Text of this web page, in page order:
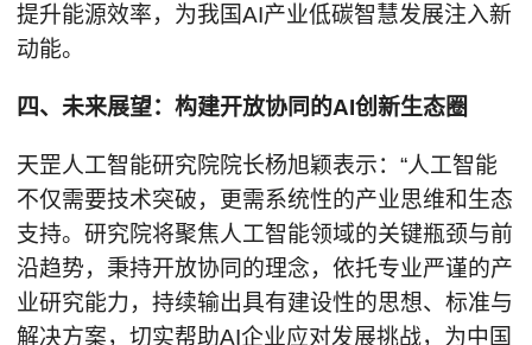
提升能源效率，为我国AI产业低碳智慧发展注入新
动能。
四、未来展望：构建开放协同的AI创新生态圈
天罡人工智能研究院院长杨旭颖表示：“人工智能
不仅需要技术突破，更需系统性的产业思维和生态
支持。研究院将聚焦人工智能领域的关键瓶颈与前
沿趋势，秉持开放协同的理念，依托专业严谨的产
业研究能力，持续输出具有建设性的思想、标准与
解决方案，切实帮助AI企业应对发展挑战，为中国